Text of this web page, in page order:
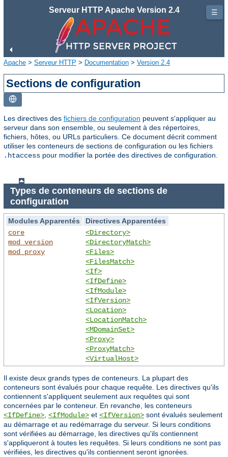
Serveur HTTP Apache Version 2.4
Apache > Serveur HTTP > Documentation > Version 2.4
Sections de configuration
Les directives des fichiers de configuration peuvent s'appliquer au
serveur dans son ensemble, ou seulement à des répertoires,
fichiers, hôtes, ou URLs particuliers. Ce document décrit comment
utiliser les conteneurs de sections de configuration ou les fichiers
.htaccess pour modifier la portée des directives de configuration.
Types de conteneurs de sections de
configuration
Modules Apparentés
Directives Apparentées
core
mod_version
mod_proxy
<Directory>
<DirectoryMatch>
<Files>
<FilesMatch>
<If>
<IfDefine>
<IfModule>
<IfVersion>
<Location>
<LocationMatch>
<MDomainSet>
<Proxy>
<ProxyMatch>
<VirtualHost>
Il existe deux grands types de conteneurs. La plupart des
conteneurs sont évalués pour chaque requête. Les directives qu'ils
contiennent s'appliquent seulement aux requêtes qui sont
concernées par le conteneur. En revanche, les conteneurs
<IfDefine> <IfModule> et <IfVersion> sont évalués seulement
au démarrage et au redémarrage du serveur. Si leurs conditions
sont vérifiées au démarrage, les directives qu'ils contiennent
s'appliqueront à toutes les requêtes. Si leurs conditions ne sont pas
vérifiées, les directives qu'ils contiennent seront ignorées.
☰